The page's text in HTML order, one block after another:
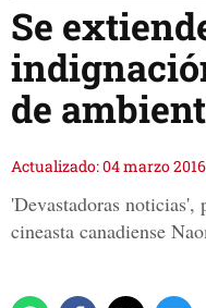
Se
de
Actualizado: 04 marzo 2016
'Devastadoras noticias',
cineasta canadiense